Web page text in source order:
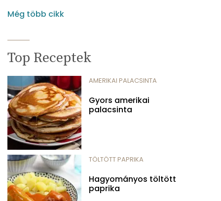
Még több cikk
Top Receptek
AMERIKAI PALACSINTA
Gyors amerikai
palacsinta
TÖLTÖTT PAPRIKA
Hagyományos töltött
paprika